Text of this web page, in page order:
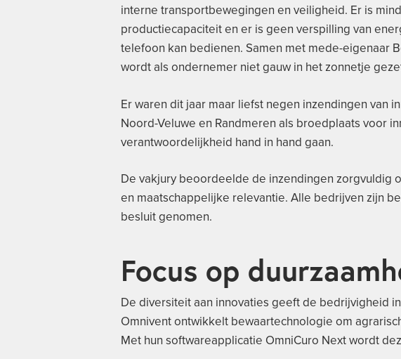
interne transportbewegingen en veiligheid. Er is
productiecapaciteit en er is geen verspilling van
telefoon kan bedienen. Samen met mede-eigenaar
wordt als ondernemer niet gauw in het zonnetje
Er waren dit jaar maar liefst negen inzendingen van
Noord-Veluwe en Randmeren als broedplaats voor
verantwoordelijkheid hand in hand gaan.
De vakjury beoordeelde de inzendingen zorgvuldig
en maatschappelijke relevantie. Alle bedrijven zijn
besluit genomen.
Focus op
De diversiteit aan innovaties geeft de bedrijvigheid
Omnivent ontwikkelt bewaartechnologie om
Met hun softwareapplicatie OmniCuro Next wordt